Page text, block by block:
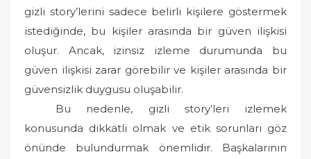
gizli story’lerini sadece belirli kişilere göstermek
istediğinde, bu kişiler arasında bir güven ilişkisi
oluşur. Ancak, izinsiz izleme durumunda bu
güven ilişkisi zarar görebilir ve kişiler arasında bir
güvensizlik duygusu oluşabilir.
Bu nedenle, gizli story’leri izlemek
konusunda dikkatli olmak ve etik sorunları göz
önünde bulundurmak önemlidir. Başkalarının